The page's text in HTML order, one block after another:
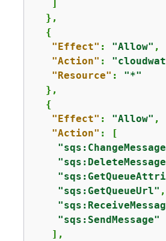
  },
{
"Effect" : "Allow" ,
"Action" :
"Resource" : "*"
  },
{
"Effect" : "Allow" ,
"Action" : [
"sqs:GetQueueUrl" ,
"sqs:SendMessage"
   ],